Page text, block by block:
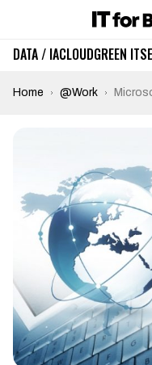
DATA / IACLOUDGREEN IT
Home @Work